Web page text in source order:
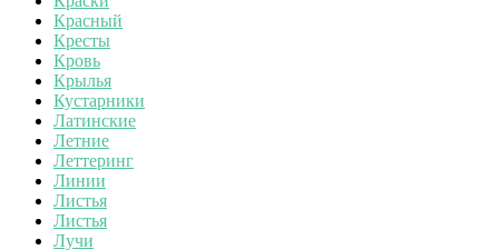
Красный
Кресты
Кровь
Крылья
Кустарники
Латинские
Летние
Леттеринг
Линии
Листья
Листья
Лучи